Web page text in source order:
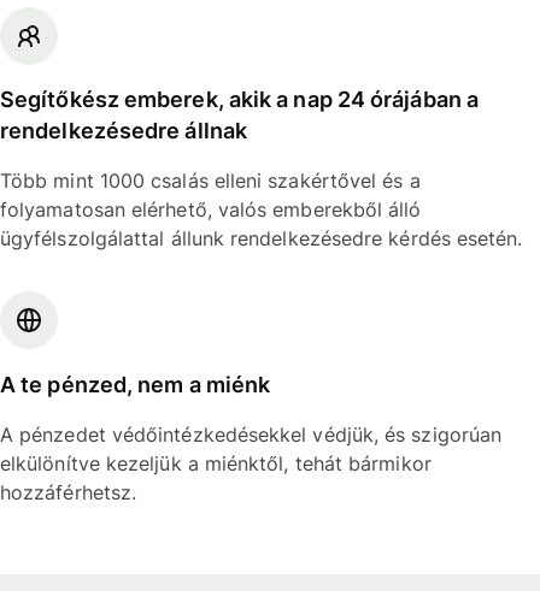
Segítőkész emberek, akik a nap 24 órájában a
rendelkezésedre állnak
Több mint 1000 csalás elleni szakértővel és a
folyamatosan elérhető, valós emberekből álló
ügyfélszolgálattal állunk rendelkezésedre kérdés esetén.
A te pénzed, nem a miénk
A pénzedet védőintézkedésekkel védjük, és szigorúan
elkülönítve kezeljük a miénktől, tehát bármikor
hozzáférhetsz.